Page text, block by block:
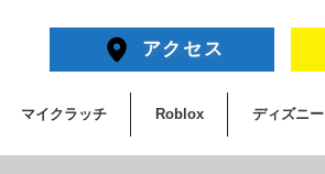
アクセス
マイクラッチ Roblox ディズニー